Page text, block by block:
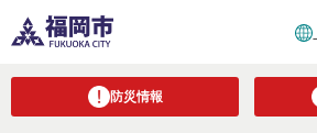
防災情報